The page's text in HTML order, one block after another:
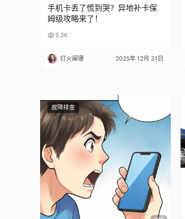
手机卡丢了慌到哭？异地补卡保
姆级攻略来了！
5.3K
灯火阑珊 2025年 12月 31日
故障排查